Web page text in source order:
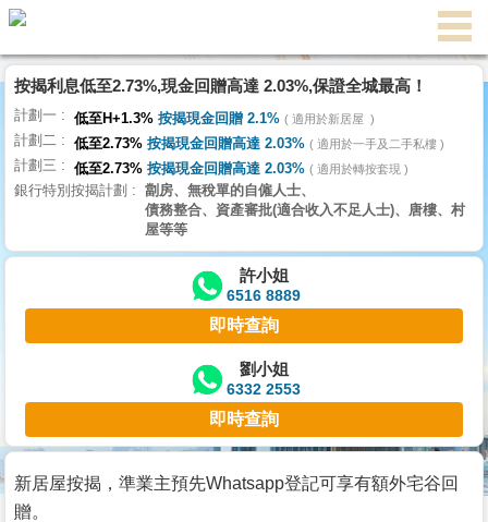
代
理
主
頁
搵
樓/
交
業
主
宅
谷
按
按揭利息低至2.73%,現金回贈高達 2.03%,保證全城最高！
計劃一 低至H+1.3% 按揭現金回贈 2.1% 適用於新居屋
計劃二 低至2.73% 按揭現金回贈高達 2.03% 適用於一手及二手私樓
計劃三 低至2.73% 按揭現金回贈高達 2.03% 適用於轉按套現
銀行特別按揭計劃
劏房、無稅單的自僱人士、
債務整合、資產審批(適合收入不足人士)、唐樓、村
屋等等
許小姐
6516 8889
即時查詢
劉小姐
6332 2553
即時查詢
新居屋按揭，準業主預先Whatsapp登記可享有額外宅谷回
贈。